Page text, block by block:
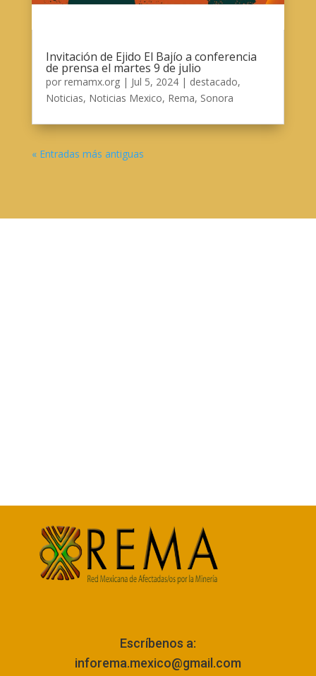
Invitación de Ejido El Bajío a conferencia
de prensa el martes 9 de julio
por remamx.org| Jul 5, 2024| destacado,
Noticias, Noticias Mexico, Rema, Sonora
« Entradas más antiguas
Escríbenos a:
inforema.mexico@gmail.com